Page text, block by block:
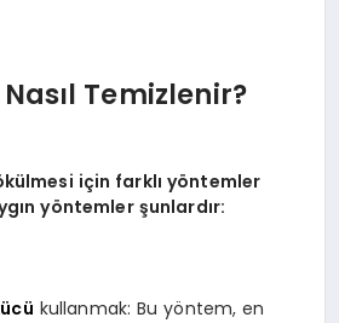
Temizlenir?
için farklı yöntemler
yöntemler şunlardır:
kullanmak: Bu yöntem, en